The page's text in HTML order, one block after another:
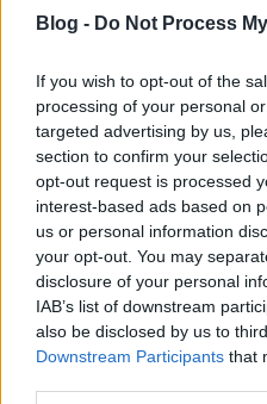
Blog - Do Not Process
If you wish to opt-out of the
processing of your personal
targeted advertising by us,
section to confirm your
opt-out request is processed
interest-based ads based on
us or personal information
your opt-out. You may
disclosure of your personal
IAB’s list of downstream
also be disclosed by us to
Downstream Participants that
A 4.0 különlegessége,
gyártásra és a dolgok
fókuszál. Emellett
vizualizáló megoldást is
parametrikus és a
szerepel a repertoárban.
kidolgozhatók, a
Az additív technológia
sem meglepő, hiszen a
foglalkozik 3D
közötti igazgató és
dolgozta ki az .stl